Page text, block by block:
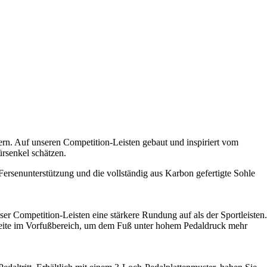
Auf unseren Competition-Leisten gebaut und inspiriert vom
schätzen.
und die vollständig aus Karbon gefertigte Sohle
Competition-Leisten eine stärkere Rundung auf als der Sportleisten.
im Vorfußbereich, um dem Fuß unter hohem Pedaldruck mehr